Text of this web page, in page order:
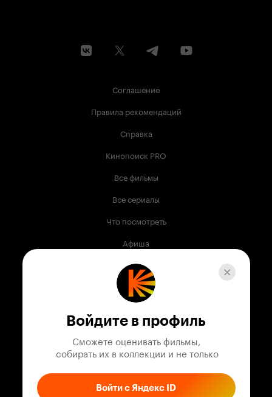
Соглашение
Правила рекомендаций
Справка
Кинопоиск PRO
Все фильмы
Все сериалы
Что посмотреть
Афиша
Музыка
Телепрограмма
Служба поддержки
Войдите в профиль
Сможете оценивать фильмы,
собирать их в коллекции и не только
Войти с Яндекс ID